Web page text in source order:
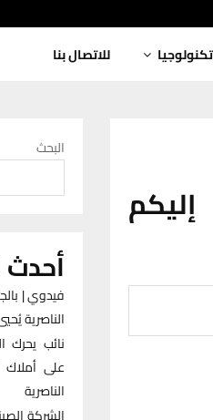
تكنولوجيا للاتصال بنا
البحث
أحدث
فيدوي |
الناصرية
نائب يحرك
على
الناصرية